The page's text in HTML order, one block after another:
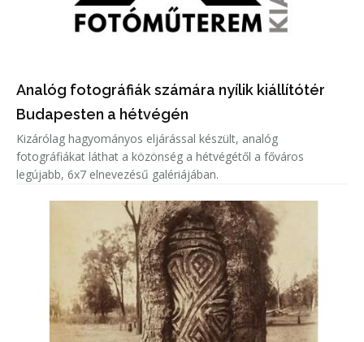
Analóg fotográfiák számára nyílik kiállítótér
Budapesten a hétvégén
Kizárólag hagyományos eljárással készült, analóg
fotográfiákat láthat a közönség a hétvégétől a főváros
legújabb, 6x7 elnevezésű galériájában.